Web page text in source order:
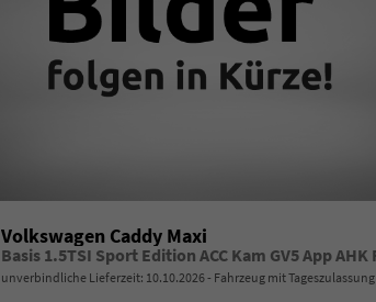
Volkswagen Caddy Maxi
unverbindliche Lieferzeit: 10.10.2026 Fahrzeug mit Tageszulassung